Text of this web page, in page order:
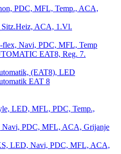
PDC, MFL, Temp., ACA,
ACA, 1.Vl.
flex, Navi, PDC, MFL, Temp
EAT8, Reg. 7.
(EAT8), LED
EAT 8
LED, MFL, PDC, Temp.,
Navi, PDC, MFL, ACA, Grijanje
LED, Navi, PDC, MFL, ACA,